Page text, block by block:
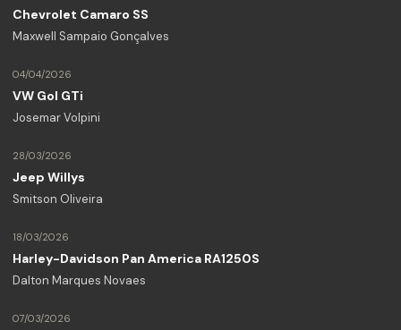
Chevrolet Camaro SS
Maxwell Sampaio Gonçalves
04/04/2026
VW Gol GTi
Josemar Volpini
28/03/2026
Jeep Willys
Smitson Oliveira
18/03/2026
Harley-Davidson Pan America RA1250S
Dalton Marques Novaes
07/03/2026